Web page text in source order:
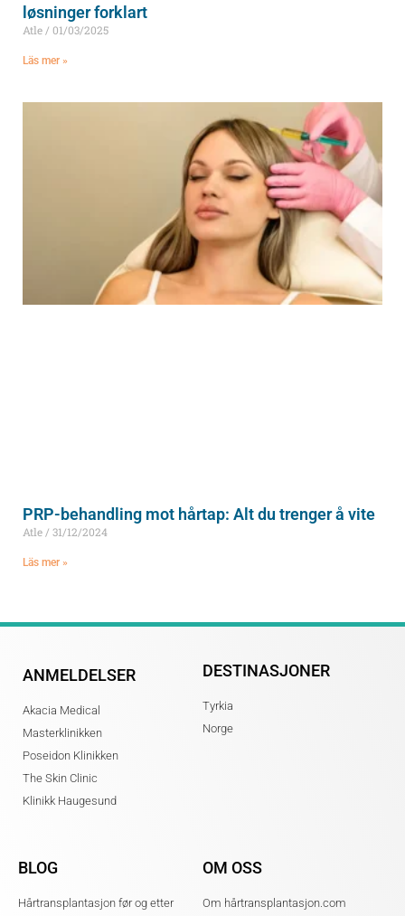
løsninger forklart
Atle 01/03/2025
Läs mer »
PRP-behandling mot hårtap: Alt du trenger å vite
Atle 31/12/2024
Läs mer »
ANMELDELSER
Akacia Medical
Masterklinikken
Poseidon Klinikken
The Skin Clinic
Klinikk Haugesund
DESTINASJONER
Tyrkia
Norge
BLOG
Hårtransplantasjon før og etter
OM OSS
Om hårtransplantasjon.com